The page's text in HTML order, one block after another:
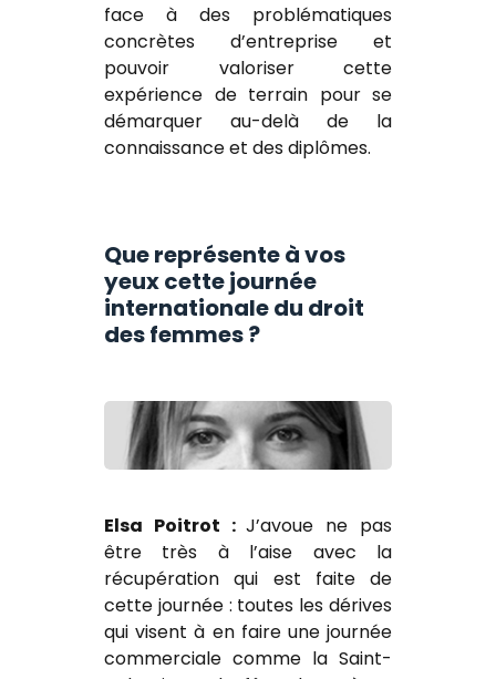
face à des problématiques
concrètes d’entreprise et
pouvoir valoriser cette
expérience de terrain pour se
démarquer au-delà de la
connaissance et des diplômes.
Que représente à vos
yeux cette journée
internationale du droit
des femmes ?
Elsa Poitrot :J’avoue ne pas
être très à l’aise avec la
récupération qui est faite de
cette journée : toutes les dérives
qui visent à en faire une journée
commerciale comme la Saint-